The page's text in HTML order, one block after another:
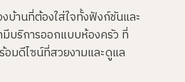
านที่ต้องใส่ใจทั้งฟังก์ชันและ
บริการออกแบบห้องครัว ที่
อมดีไซน์ที่สวยงามและดูแล